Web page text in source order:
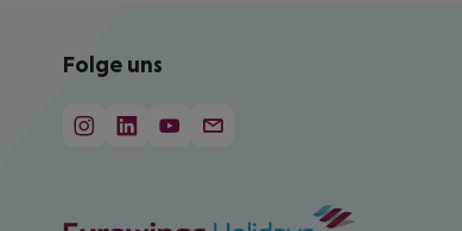
Folge uns